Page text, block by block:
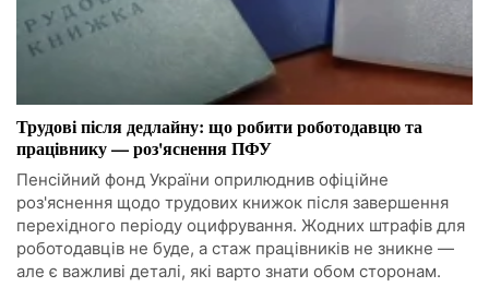
Трудові після дедлайну: що робити роботодавцю та
працівнику — роз'яснення ПФУ
Пенсійний фонд України оприлюднив офіційне
роз'яснення щодо трудових книжок після завершення
перехідного періоду оцифрування. Жодних штрафів для
роботодавців не буде, а стаж працівників не зникне —
але є важливі деталі, які варто знати обом сторонам.